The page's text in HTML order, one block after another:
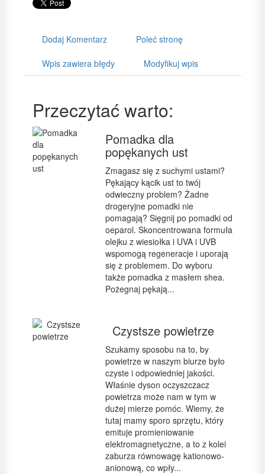
Dodaj Komentarz Poleć stronę
Wpis zawiera błędy Modyfikuj wpis
Przeczytać warto:
Pomadka dla
popękanych ust
Zmagasz się z suchymi ustami?
Pękający kącik ust to twój
odwieczny problem? Żadne
drogeryjne pomadki nie
pomagają? Sięgnij po pomadki od
oeparol. Skoncentrowana formuła
olejku z wiesiołka i UVA i UVB
wspomogą regeneracje i uporają
się z problemem. Do wyboru
także pomadka z masłem shea.
Pożegnaj pękają...
Czystsze powietrze
Szukamy sposobu na to, by
powietrze w naszym biurze było
czyste i odpowiedniej jakości.
Właśnie dyson oczyszczacz
powietrza może nam w tym w
dużej mierze pomóc. Wiemy, że
tutaj mamy sporo sprzętu, który
emituje promieniowanie
elektromagnetyczne, a to z kolei
zaburza równowagę kationowo-
anionową, co wpły...